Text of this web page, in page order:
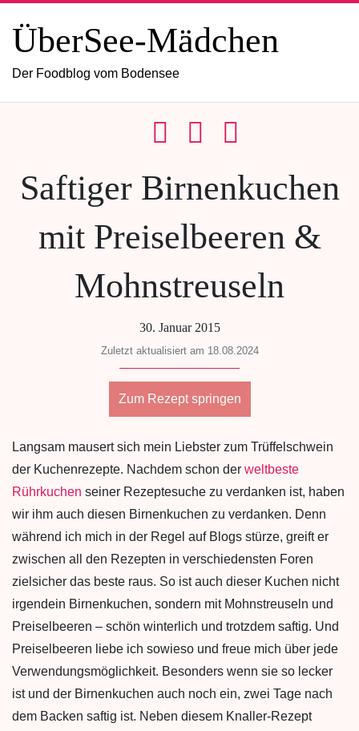
ÜberSee-Mädchen
Der Foodblog vom Bodensee
Saftiger Birnenkuchen
mit Preiselbeeren &
Mohnstreuseln
30. Januar 2015
Zuletzt aktualisiert am 18.08.2024
Zum Rezept springen
Langsam mausert sich mein Liebster zum Trüffelschwein
der Kuchenrezepte. Nachdem schon der weltbeste
Rührkuchen seiner Rezeptesuche zu verdanken ist, haben
wir ihm auch diesen Birnenkuchen zu verdanken. Denn
während ich mich in der Regel auf Blogs stürze, greift er
zwischen all den Rezepten in verschiedensten Foren
zielsicher das beste raus. So ist auch dieser Kuchen nicht
irgendein Birnenkuchen, sondern mit Mohnstreuseln und
Preiselbeeren – schön winterlich und trotzdem saftig. Und
Preiselbeeren liebe ich sowieso und freue mich über jede
Verwendungsmöglichkeit. Besonders wenn sie so lecker
ist und der Birnenkuchen auch noch ein, zwei Tage nach
dem Backen saftig ist. Neben diesem Knaller-Rezept